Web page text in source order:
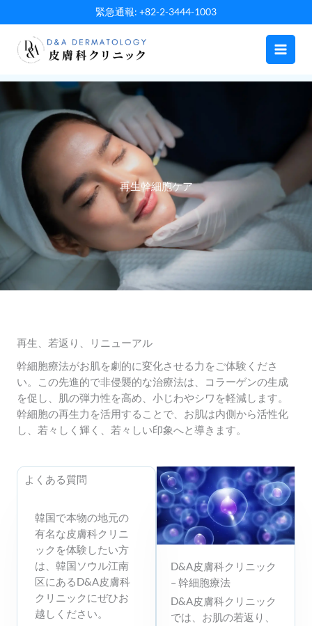
容
緊急通報: +82-2-3444-1003
再生幹細胞ケア
再生、若返り、リニューアル
幹細胞療法がお肌を劇的に変化させる力をご体験くださ
い。この先進的で非侵襲的な治療法は、コラーゲンの生成
を促し、肌の弾力性を高め、小じわやシワを軽減します。
幹細胞の再生力を活用することで、お肌は内側から活性化
し、若々しく輝く、若々しい印象へと導きます。
よくある質問
韓国で本物の地元の
有名な皮膚科クリニ
ックを体験したい方
は、韓国ソウル江南
区にあるD&A皮膚科
クリニックにぜひお
越しください。
D&A皮膚科クリニック
– 幹細胞療法
D&A皮膚科クリニック
では、お肌の若返り、